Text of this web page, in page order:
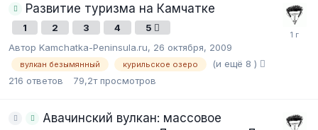
Развитие туризма на Камчатке
1 2 3 4
5
Автор Kamchatka-Peninsula.ru, 26 октября, 2009
вулкан безымянный курильское озеро
(и ещё 8 )
216 ответов 79,2т просмотров
Авачинский вулкан: массовое